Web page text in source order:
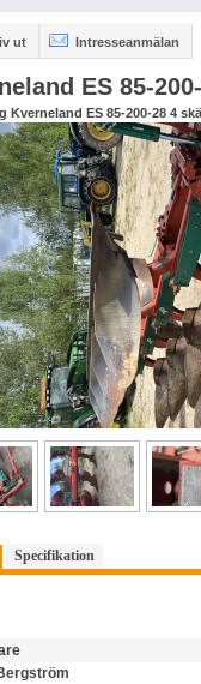
ut Intresseanmälan
ES 85-
Kverneland ES 85-200-28 4
Specifikation